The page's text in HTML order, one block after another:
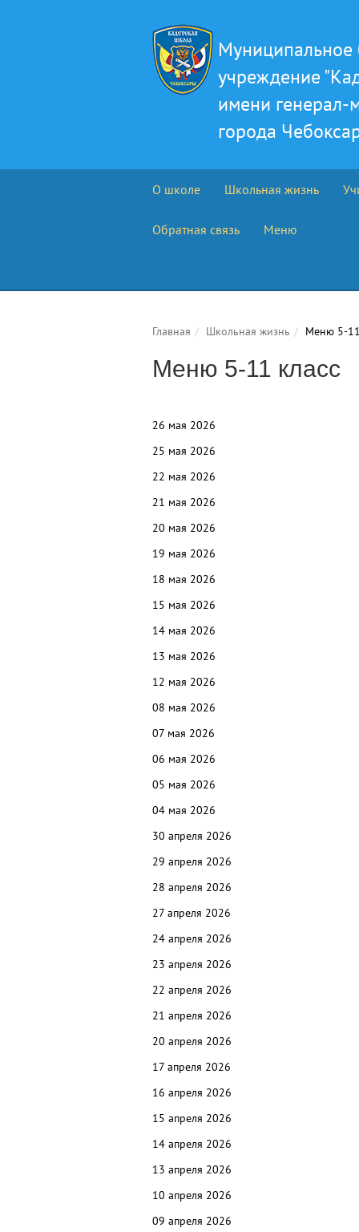
учреждение
имени
города
О школе Школьная жизнь
Обратная связь Меню
Главная Школьная жизнь Меню 5-
Меню 5-11 класс
26 мая 2026
25 мая 2026
22 мая 2026
21 мая 2026
20 мая 2026
19 мая 2026
18 мая 2026
15 мая 2026
14 мая 2026
13 мая 2026
12 мая 2026
08 мая 2026
07 мая 2026
06 мая 2026
05 мая 2026
04 мая 2026
30 апреля 2026
29 апреля 2026
28 апреля 2026
27 апреля 2026
24 апреля 2026
23 апреля 2026
22 апреля 2026
21 апреля 2026
20 апреля 2026
17 апреля 2026
16 апреля 2026
15 апреля 2026
14 апреля 2026
13 апреля 2026
10 апреля 2026
09 апреля 2026